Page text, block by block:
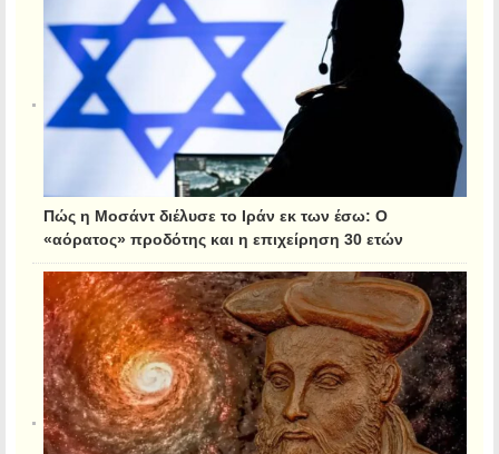
Πώς η Μοσάντ διέλυσε το Ιράν εκ των έσω: Ο
«αόρατος» προδότης και η επιχείρηση 30 ετών